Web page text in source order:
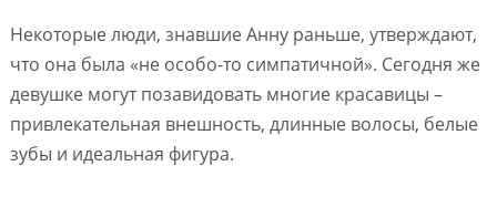
Некоторые люди, знавшие Анну раньше, утверждают,
что она была «не особо-то симпатичной». Сегодня же
девушке могут позавидовать многие красавицы –
привлекательная внешность, длинные волосы, белые
зубы и идеальная фигура.